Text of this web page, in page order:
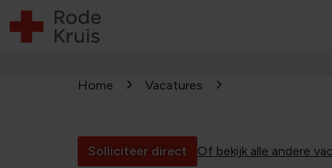
Home Vacatures
Solliciteer direct Of bekijk alle andere